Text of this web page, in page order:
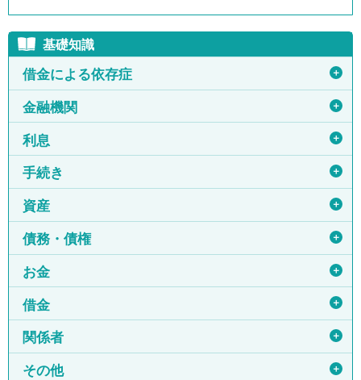
基礎知識
借金による依存症 ＋
金融機関 ＋
利息 ＋
手続き ＋
資産 ＋
債務・債権 ＋
お金 ＋
借金 ＋
関係者 ＋
その他 ＋